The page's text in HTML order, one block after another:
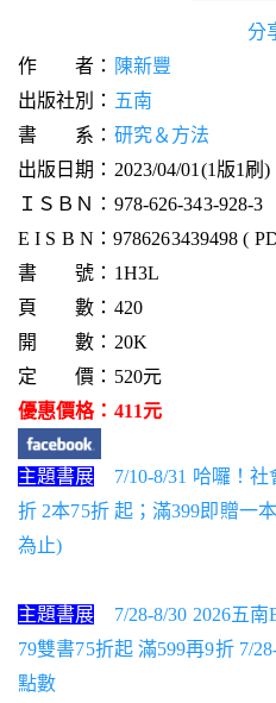
分
作 者： 陳新豐
出版社別： 五南
書 系： 研究＆方法
出版日期：2023/04/01(1版1刷)
ＩＳＢＮ：978-626-343-928-3
E I S B N：9786263439498 (
書 號：1H3L
頁 數：420
開 數：20K
定 價：520元
優惠價格：411元
主題書展
7/10-8/31 哈囉！
折 2本75折 起；滿399即贈一
為止)
主題書展
7/28-8/30 2026五
79雙書75折起 滿599再9折 7/
點數